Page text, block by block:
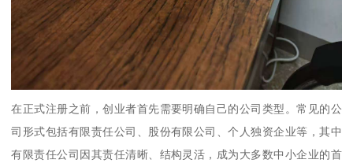
在正式注册之前，创业者首先需要明确自己的公司类型。常见的公
司形式包括有限责任公司、股份有限公司、个人独资企业等，其中
有限责任公司因其责任清晰、结构灵活，成为大多数中小企业的首